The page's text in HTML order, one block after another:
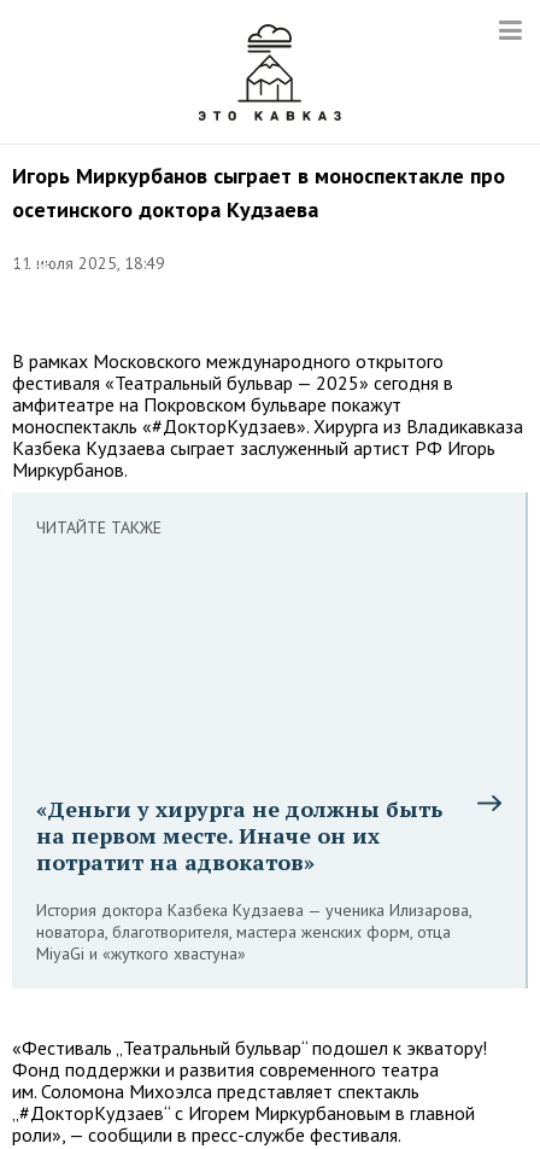
Игорь Миркурбанов сыграет в моноспектакле про
осетинского доктора Кудзаева
11 июля 2025, 18:49
Елена
В рамках Московского международного открытого
фестиваля «Театральный бульвар — 2025» сегодня в
амфитеатре на Покровском бульваре покажут
моноспектакль «#ДокторКудзаев». Хирурга из Владикавказа
Казбека Кудзаева сыграет заслуженный артист РФ Игорь
Миркурбанов.
ЧИТАЙТЕ ТАКЖЕ
«Деньги у хирурга не должны быть
на первом месте. Иначе он их
потратит на адвокатов»
История доктора Казбека Кудзаева — ученика Илизарова,
новатора, благотворителя, мастера женских форм, отца
MiyaGi и «жуткого хвастуна»
«Фестиваль „Театральный бульвар“ подошел к экватору!
Фонд поддержки и развития современного театра
им. Соломона Михоэлса представляет спектакль
„#ДокторКудзаев“ с Игорем Миркурбановым в главной
роли», — сообщили в пресс-службе фестиваля.